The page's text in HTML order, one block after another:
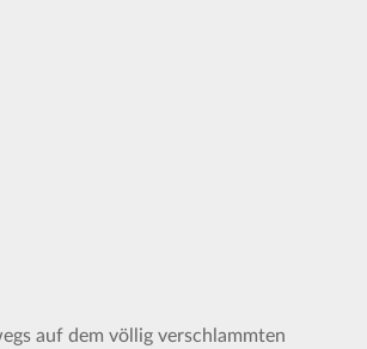
auf dem völlig verschlammten